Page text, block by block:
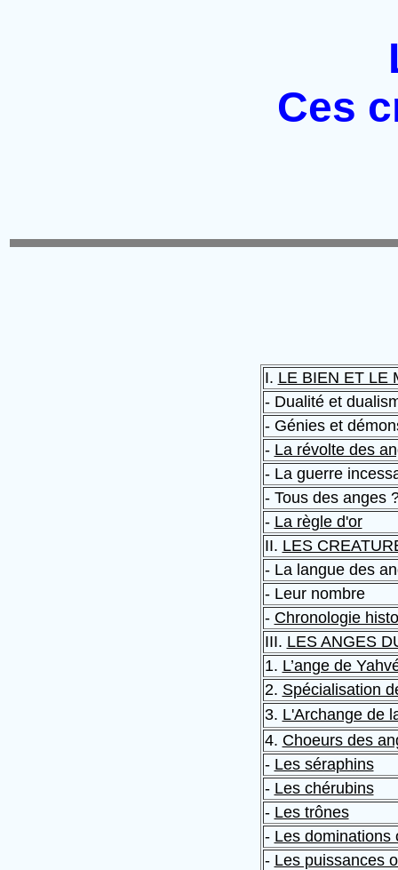
Ces
I. LE BIEN ET LE
- Dualité et
- Génies et
- La révolte des
- La guerre
- Tous des anges
- La règle d'or
II. LES
- La langue des
- Leur nombre
- Chronologie
III. LES ANGES
1. L’ange de
2. Spécialisation
3. L'Archange de
4. Choeurs des
- Les séraphins
- Les chérubins
- Les trônes
- Les dominations
- Les puissances